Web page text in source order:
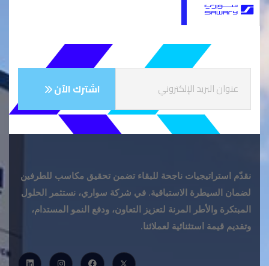
نقدّم استراتيجيات ناجحة للبقاء تضمن تحقيق مكاسب للطرفين
لضمان السيطرة الاستباقية. في شركة سواري، نستثمر الحلول
المبتكرة والأطر المرنة لتعزيز التعاون، ودفع النمو المستدام،
وتقديم قيمة استثنائية لعملائنا.